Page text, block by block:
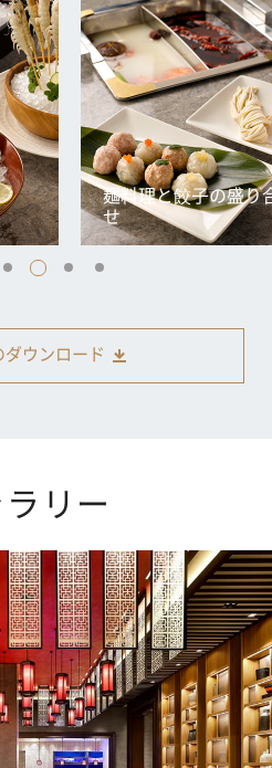
麺料理と餃子の盛り
せ
ダウンロード
リー